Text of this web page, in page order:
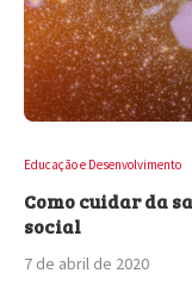
Educação e Desenvolvimento
Como cuidar da
social
7 de abril de 2020